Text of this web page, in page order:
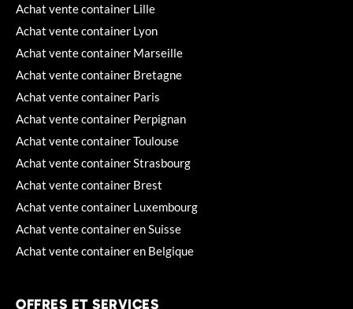
Achat vente container Lille
Achat vente container Lyon
Achat vente container Marseille
Achat vente container Bretagne
Achat vente container Paris
Achat vente container Perpignan
Achat vente container Toulouse
Achat vente container Strasbourg
Achat vente container Brest
Achat vente container Luxembourg
Achat vente container en Suisse
Achat vente container en Belgique
OFFRES ET SERVICES